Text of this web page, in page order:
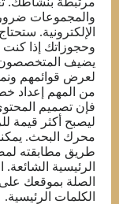
والمجموعات
الإلكترونية.
وحجوزاتك إذا
يضيف
لعرض قوائمهم
من المهم إعداد
فإن تصميم
ليصبح أكثر قيمة
محرك البحث.
طريق مطابقته
الرئيسية
الصلة بموقعك
الكلمات الرئيسية.